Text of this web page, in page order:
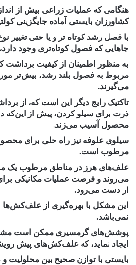
هنگامی که عملیات زراعی بیش از
‏کشاورزان بایستی آماده جایگزینی
با فصل رشد کوتاه تر و یا حتی تغییر
جاهایی که فصول کوتاه‌تری وجود
به منظور اطمینان از کیفیت برداشت
مربوط به فصول بلند رشد،‌ بیش‌تر
می‌گیرند.
تاکتیک رایج دیگر این است که، از
ذرت برای سیلو کردن، پیش از این‌که
محصول آسیب ‏می‌زند.
سیلوی علوفه نیز راه حلی برای
مرطوب است‎.‎
علف‌های هرز در مناطق مرطوب یک
می‌روند و فرصت عملیات مکانیکی
از دست می‌رود.
این مشکل با بهره‌گیری از
نمی‌باشد.
پوشش‌های ‏گرمسیری ممکن است
ایجاد نماید، که علف‌کش‌های پیش
‏بایستی با توازن صحیح بین محلولیت